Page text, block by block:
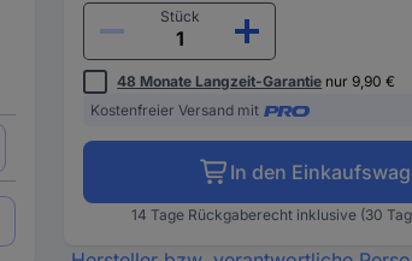
Stück
48 Monate Langzeit-Garantie nur 9,90 €
Kostenfreier Versand mit
In den
14 Tage Rückgaberecht inklusive (30